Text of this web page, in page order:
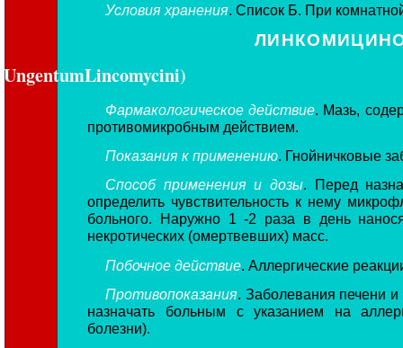
Условия хранения. Список Б. При
UngentumLincomycini)
Фармакологическое действие. Мазь,
противомикробным действием.
Показания к применению. Гнойничковые
Способ применения и дозы. Перед
определить чувствительность к нему
больного. Наружно 1 -2 раза в день
некротических (омертвевших) масс.
Побочное действие. Аллергические
Противопоказания. Заболевания печени и
назначать больным с указанием на
болезни).